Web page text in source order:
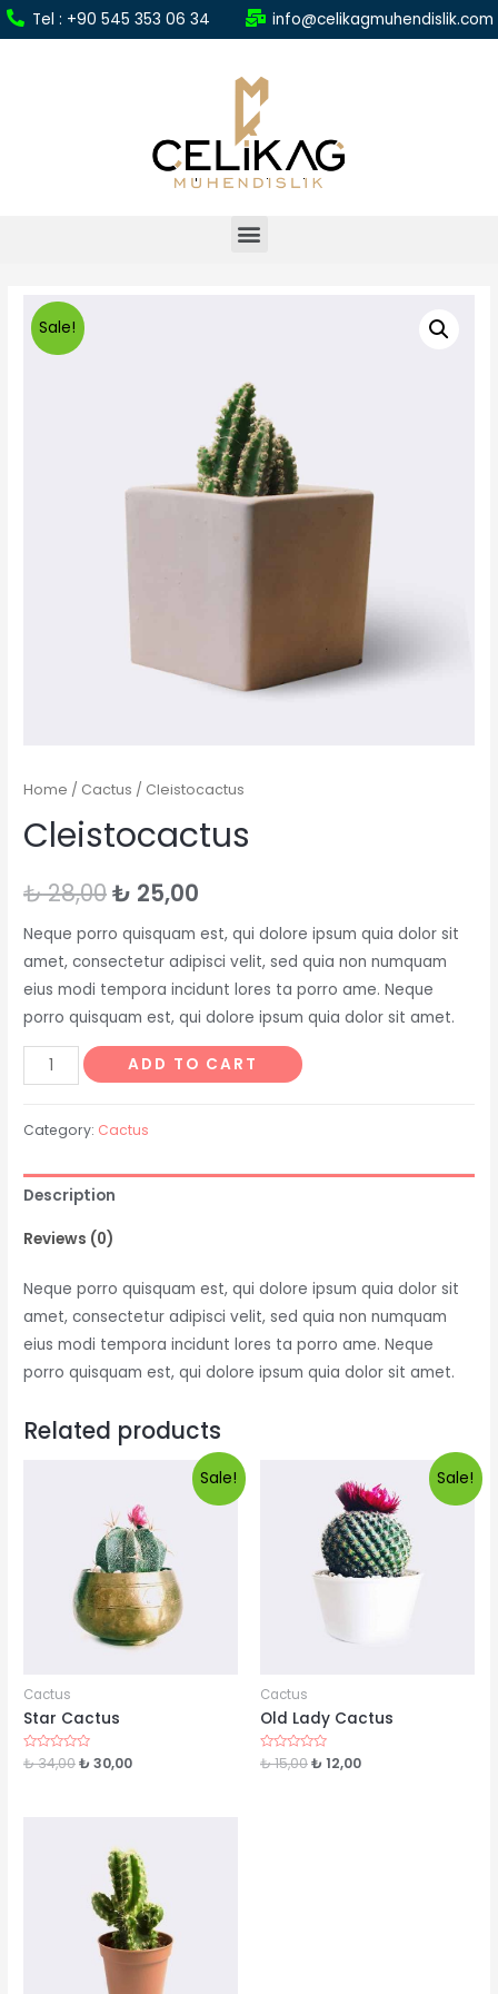
Tel : +90 545 353 06 34 info@celikagmuhendislik.com
Sale!
Home / Cactus / Cleistocactus
Cleistocactus
₺28,00₺ 25,00
Neque porro quisquam est, qui dolore ipsum quia dolor sit
amet, consectetur adipisci velit, sed quia non numquam
eius modi tempora incidunt lores ta porro ame. Neque
porro quisquam est, qui dolore ipsum quia dolor sit amet.
ADD TO CART
Category: Cactus
Description
Reviews (0)
Neque porro quisquam est, qui dolore ipsum quia dolor sit
amet, consectetur adipisci velit, sed quia non numquam
eius modi tempora incidunt lores ta porro ame. Neque
porro quisquam est, qui dolore ipsum quia dolor sit amet.
Related products
Sale!
Cactus
Star Cactus
Rated
0
₺34,00₺ 30,00
Sale!
Cactus
Old Lady Cactus
Rated
0
₺15,00₺ 12,00